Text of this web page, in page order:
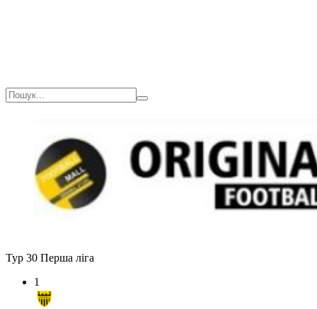
Тур 30 Перша ліга
1